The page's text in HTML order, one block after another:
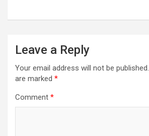
Leave a Reply
Your email address will not be published.
are marked *
Comment *